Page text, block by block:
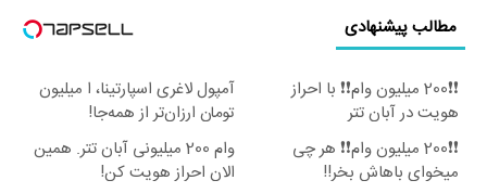
مطالب پیشنهادی
❗❗200 میلیون وام❗❗ با احراز
هویت در آبان تتر
آمپول لاغری اسپارتینا، ا میلیون
تومان ارزان‌تر از همه‌جا!
❗❗200 میلیون وام❗❗ هر چی
میخوای باهاش بخر!!
وام 200 میلیونی آبان تتر. همین
الان احراز هویت کن!